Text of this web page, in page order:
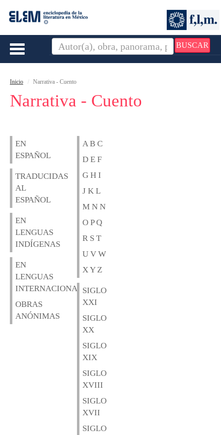
BUSCAR
Toggle
Inicio Narrativa - Cuento
Narrativa - Cuento
EN
ESPAÑOL
TRADUCIDAS
AL
ESPAÑOL
EN
LENGUAS
INDÍGENAS
EN
LENGUAS
INTERNACIONALES
OBRAS
ANÓNIMAS
A B C
D E F
G H I
J K L
M N N
O P Q
R S T
U V W
X Y Z
SIGLO
XXI
SIGLO
XX
SIGLO
XIX
SIGLO
XVIII
SIGLO
XVII
SIGLO